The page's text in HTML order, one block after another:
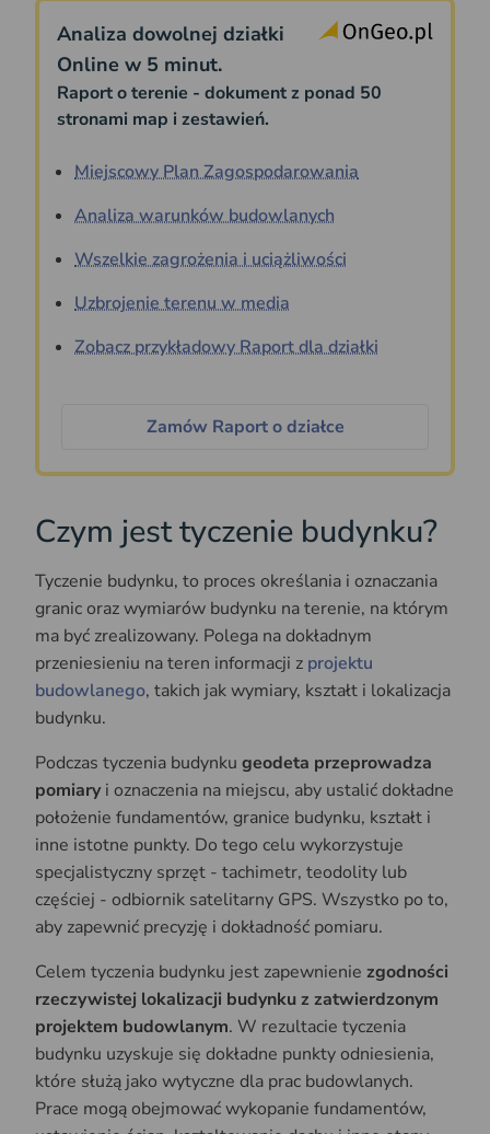
Analiza dowolnej działki
Online w 5 minut.
Raport o terenie - dokument z ponad 50
stronami map i zestawień.
Miejscowy Plan Zagospodarowania
Analiza warunków budowlanych
Wszelkie zagrożenia i uciążliwości
Uzbrojenie terenu w media
Zobacz przykładowy Raport dla działki
Zamów Raport o działce
Czym jest tyczenie budynku?
Tyczenie budynku, to proces określania i oznaczania
granic oraz wymiarów budynku na terenie, na którym
ma być zrealizowany. Polega na dokładnym
przeniesieniu na teren informacji z projektu
budowlanego, takich jak wymiary, kształt i lokalizacja
budynku.
Podczas tyczenia budynku geodeta przeprowadza
pomiaryi oznaczenia na miejscu, aby ustalić dokładne
położenie fundamentów, granice budynku, kształt i
inne istotne punkty. Do tego celu wykorzystuje
specjalistyczny sprzęt - tachimetr, teodolity lub
częściej - odbiornik satelitarny GPS. Wszystko po to,
aby zapewnić precyzję i dokładność pomiaru.
Celem tyczenia budynku jest zapewnienie zgodności
rzeczywistej lokalizacji budynku z zatwierdzonym
projektem budowlanym. W rezultacie tyczenia
budynku uzyskuje się dokładne punkty odniesienia,
które służą jako wytyczne dla prac budowlanych.
Prace mogą obejmować wykopanie fundamentów,